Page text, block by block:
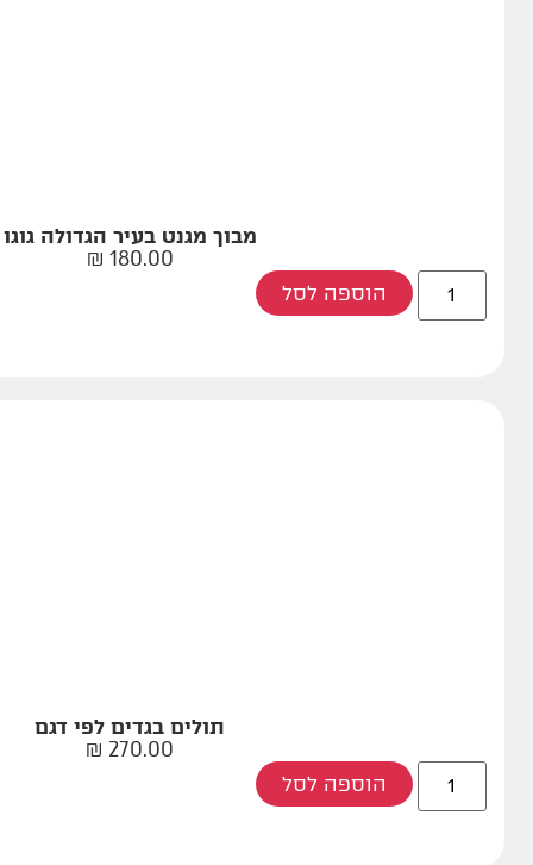
מבוך מגנט בעיר הגדולה גוגו
180.00
₪
הוספה לסל
תולים בגדים לפי דגם
270.00
₪
הוספה לסל